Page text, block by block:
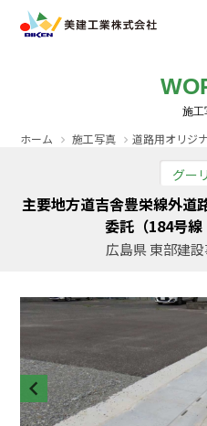
製品ラインナップ
CADダウンロード
ホーム 施工写真 道路用オリジ
グー
主要地方道吉舎豊栄線外道
委託（184号
広島県 東部建